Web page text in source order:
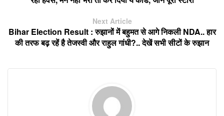
Next Article
Bihar Election Result : रुझानों में बहुमत से आगे निकली NDA.. हार
की तरफ बढ़ रहें है तेजस्वी और राहुल गांधी?.. देखें सभी सीटों के रुझान